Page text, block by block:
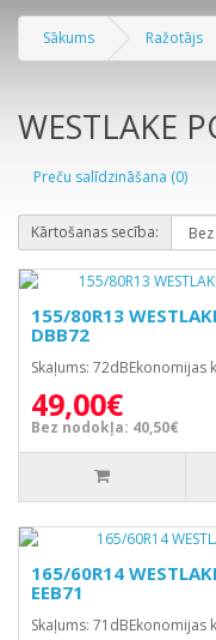
Sākums Ražotājs
WESTLAKE
Preču salīdzināšana (0)
Kārtošanas secība:
155/80R13
DBB72
Skaļums: 72dBEkonomijas
49,00€
Bez nodokļa: 40,50€
165/60R14
EEB71
Skaļums: 71dBEkonomijas